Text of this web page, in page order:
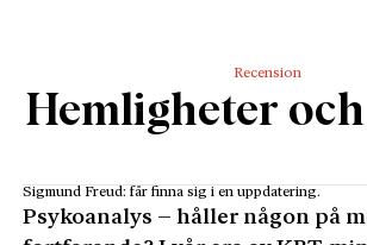
Recension
Hemligheter
Sigmund Freud: får finna sig i en uppdatering.
Psykoanalys – håller någon på